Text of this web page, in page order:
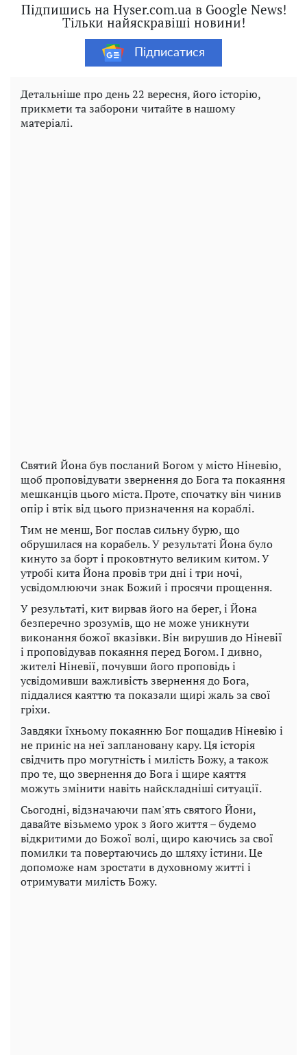
Підпишись на Hyser.com.ua в Google News!
Тільки найяскравіші новини!
Підписатися
Детальніше про день 22 вересня, його історію,
прикмети та заборони читайте в нашому
матеріалі.
Святий Йона був посланий Богом у місто Ніневію,
щоб проповідувати звернення до Бога та покаяння
мешканців цього міста. Проте, спочатку він чинив
опір і втік від цього призначення на кораблі.
Тим не менш, Бог послав сильну бурю, що
обрушилася на корабель. У результаті Йона було
кинуто за борт і проковтнуто великим китом. У
утробі кита Йона провів три дні і три ночі,
усвідомлюючи знак Божий і просячи прощення.
У результаті, кит вирвав його на берег, і Йона
безперечно зрозумів, що не може уникнути
виконання божої вказівки. Він вирушив до Ніневії
і проповідував покаяння перед Богом. І дивно,
жителі Ніневії, почувши його проповідь і
усвідомивши важливість звернення до Бога,
піддалися каяттю та показали щирі жаль за свої
гріхи.
Завдяки їхньому покаянню Бог пощадив Ніневію і
не приніс на неї заплановану кару. Ця історія
свідчить про могутність і милість Божу, а також
про те, що звернення до Бога і щире каяття
можуть змінити навіть найскладніші ситуації.
Сьогодні, відзначаючи пам'ять святого Йони,
давайте візьмемо урок з його життя – будемо
відкритими до Божої волі, щиро каючись за свої
помилки та повертаючись до шляху істини. Це
допоможе нам зростати в духовному житті і
отримувати милість Божу.